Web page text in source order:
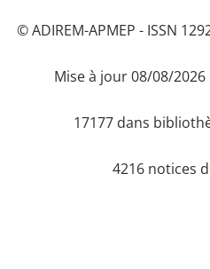
© ADIREM-APMEP - ISSN
Mise à jour 08/08/2026
17177 dans
4216 notices